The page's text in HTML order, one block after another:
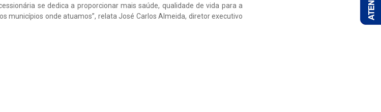
se dedica a proporcionar mais saúde, qualidade de vida para a
municípios onde atuamos”, relata José Carlos Almeida, diretor executivo